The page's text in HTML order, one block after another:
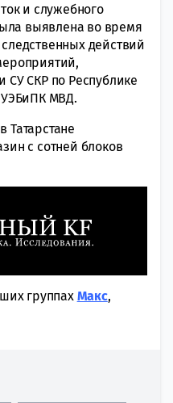
и служебного
выявлена во время
действий
СУ СКР по Республике
УЭБиПК МВД.
Татарстане
с сотней блоков
группах Макс,